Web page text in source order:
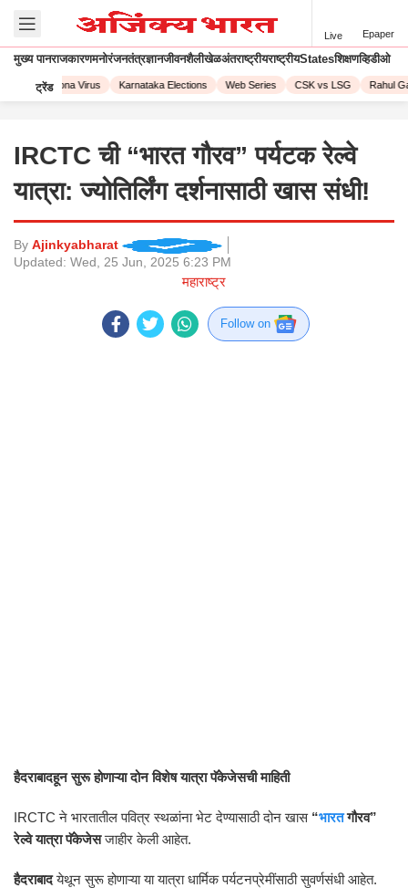
Live Epaper
मुख्य पानराजकारणमनोरंजनतंत्रज्ञानजीवनशैलीखेळअंतराष्ट्रीयराष्ट्रीयStatesशिक्षणव्हिडीओ
ट्रेंड
Corona Virus Karnataka Elections Web Series CSK vs LSG Rahul
IRCTC ची “भारत गौरव” पर्यटक रेल्वे
यात्रा: ज्योतिर्लिंग दर्शनासाठी खास संधी!
By Ajinkyabharat
Updated: Wed, 25 Jun, 2025 6:23 PM
महाराष्ट्र
Follow on
हैदराबादहून सुरू होणाऱ्या दोन विशेष यात्रा पॅकेजेसची माहिती
IRCTC ने भारतातील पवित्र स्थळांना भेट देण्यासाठी दोन खास “भारतगौरव”
रेल्वे यात्रा पॅकेजेसजाहीर केली आहेत.
हैदराबादयेथून सुरू होणाऱ्या या यात्रा धार्मिक पर्यटनप्रेमींसाठी सुवर्णसंधी आहेत.